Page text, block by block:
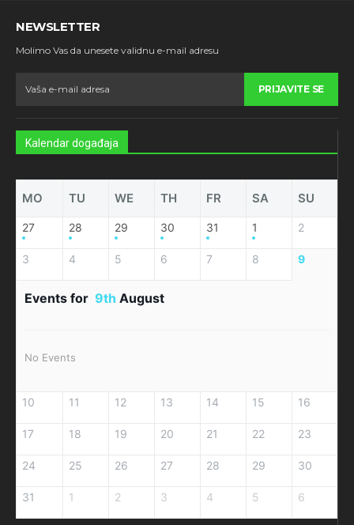
NEWSLETTER
Molimo Vas da unesete validnu e-mail adresu
PRIJAVITE SE
Kalendar događaja
MO TU WE TH FR SA SU
27 28 29 30 31 1 2
3 4 5 6 7 8 9
Events for 9th August
No Events
10 11 12 13 14 15 16
17 18 19 20 21 22 23
24 25 26 27 28 29 30
31 1 2 3 4 5 6